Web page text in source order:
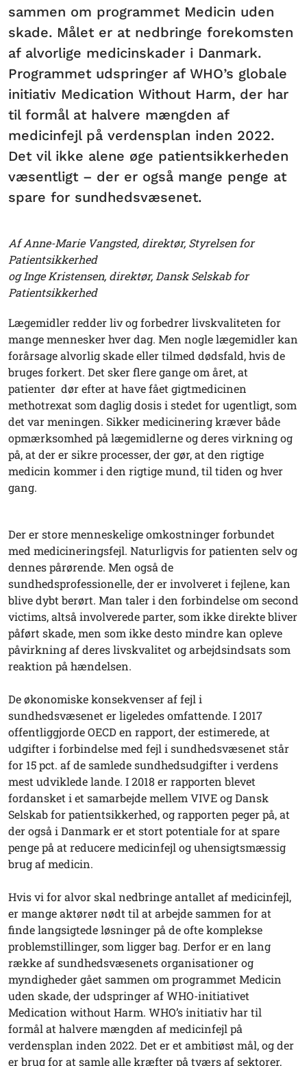
sammen om programmet Medicin uden
skade. Målet er at nedbringe forekomsten
af alvorlige medicinskader i Danmark.
Programmet udspringer af WHO’s globale
initiativ Medication Without Harm, der har
til formål at halvere mængden af
medicinfejl på verdensplan inden 2022.
Det vil ikke alene øge patientsikkerheden
væsentligt – der er også mange penge at
spare for sundhedsvæsenet.
Af Anne-Marie Vangsted, direktør, Styrelsen for
Patientsikkerhed
og Inge Kristensen, direktør, Dansk Selskab for
Patientsikkerhed
Lægemidler redder liv og forbedrer livskvaliteten for
mange mennesker hver dag. Men nogle lægemidler kan
forårsage alvorlig skade eller tilmed dødsfald, hvis de
bruges forkert. Det sker flere gange om året, at
patienter dør efter at have fået gigtmedicinen
methotrexat som daglig dosis i stedet for ugentligt, som
det var meningen. Sikker medicinering kræver både
opmærksomhed på lægemidlerne og deres virkning og
på, at der er sikre processer, der gør, at den rigtige
medicin kommer i den rigtige mund, til tiden og hver
gang.
Der er store menneskelige omkostninger forbundet
med medicineringsfejl. Naturligvis for patienten selv og
dennes pårørende. Men også de
sundhedsprofessionelle, der er involveret i fejlene, kan
blive dybt berørt. Man taler i den forbindelse om second
victims, altså involverede parter, som ikke direkte bliver
påført skade, men som ikke desto mindre kan opleve
påvirkning af deres livskvalitet og arbejdsindsats som
reaktion på hændelsen.
De økonomiske konsekvenser af fejl i
sundhedsvæsenet er ligeledes omfattende. I 2017
offentliggjorde OECD en rapport, der estimerede, at
udgifter i forbindelse med fejl i sundhedsvæsenet står
for 15 pct. af de samlede sundhedsudgifter i verdens
mest udviklede lande. I 2018 er rapporten blevet
fordansket i et samarbejde mellem VIVE og Dansk
Selskab for patientsikkerhed, og rapporten peger på, at
der også i Danmark er et stort potentiale for at spare
penge på at reducere medicinfejl og uhensigtsmæssig
brug af medicin.
Hvis vi for alvor skal nedbringe antallet af medicinfejl,
er mange aktører nødt til at arbejde sammen for at
finde langsigtede løsninger på de ofte komplekse
problemstillinger, som ligger bag. Derfor er en lang
række af sundhedsvæsenets organisationer og
myndigheder gået sammen om programmet Medicin
uden skade, der udspringer af WHO-initiativet
Medication without Harm. WHO’s initiativ har til
formål at halvere mængden af medicinfejl på
verdensplan inden 2022. Det er et ambitiøst mål, og der
er brug for at samle alle kræfter på tværs af sektorer,